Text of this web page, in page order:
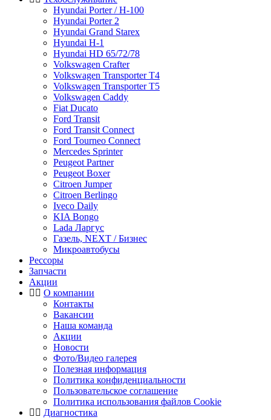
Hyundai Porter / H-100
Hyundai Porter 2
Hyundai Grand Starex
Hyundai H-1
Hyundai HD 65/72/78
Volkswagen Crafter
Volkswagen Transporter T4
Volkswagen Transporter T5
Volkswagen Caddy
Fiat Ducato
Ford Transit
Ford Transit Connect
Ford Tourneo Connect
Mercedes Sprinter
Peugeot Partner
Peugeot Boxer
Citroen Jumper
Citroen Berlingo
Iveco Daily
KIA Bongo
Lada Ларгус
Газель, NEXT / Бизнес
Микроавтобусы
Рессоры
Запчасти
Акции
О компании
Контакты
Вакансии
Наша команда
Акции
Новости
Фото/Видео галерея
Полезная информация
Политика конфиденциальности
Пользовательское соглашение
Политика использования файлов Cookie
Диагностика